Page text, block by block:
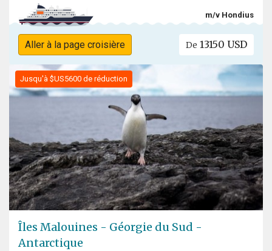
m/v Hondius
Aller à la page croisière De 13150 USD
Jusqu'à $US5600 de réduction
Îles Malouines - Géorgie du Sud -
Antarctique